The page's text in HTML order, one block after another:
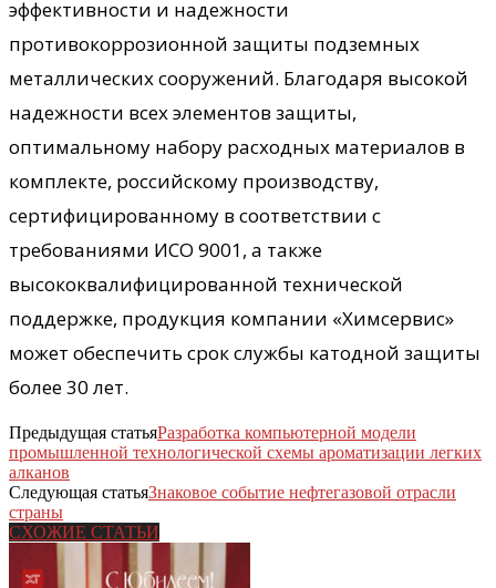
эффективности и надежности
противокоррозионной защиты подземных
металлических сооружений. Благодаря высокой
надежности всех элементов защиты,
оптимальному набору расходных материалов в
комплекте, российскому производству,
сертифицированному в соответствии с
требованиями ИСО 9001, а также
высококвалифицированной технической
поддержке, продукция компании «Химсервис»
может обеспечить срок службы катодной защиты
более 30 лет.
Предыдущая статьяРазработка компьютерной модели
промышленной технологической схемы ароматизации легких
алканов
Следующая статьяЗнаковое событие нефтегазовой отрасли
страны
СХОЖИЕ СТАТЬИ